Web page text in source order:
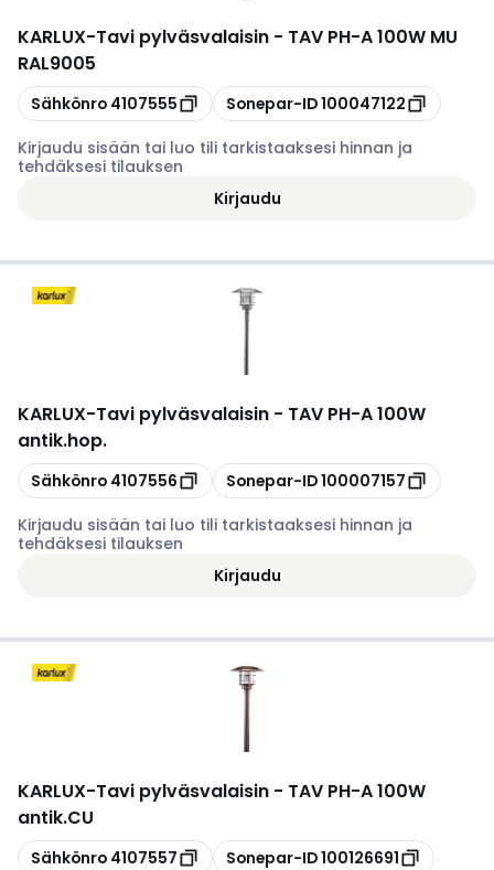
KARLUX-Tavi pylväsvalaisin - TAV PH-A 100W MU
RAL9005
Kopioi
Sähkönro 4107555 Kopioi
Sonepar-ID100047122
Kirjaudu sisään tai luo tili tarkistaaksesi hinnan ja
tehdäksesi tilauksen
Kirjaudu
KARLUX-Tavi pylväsvalaisin - TAV PH-A 100W
antik.hop.
Kopioi
Sähkönro 4107556 Kopioi
Sonepar-ID100007157
Kirjaudu sisään tai luo tili tarkistaaksesi hinnan ja
tehdäksesi tilauksen
Kirjaudu
KARLUX-Tavi pylväsvalaisin - TAV PH-A 100W
antik.CU
Kopioi
Sähkönro 4107557 Kopioi
Sonepar-ID100126691